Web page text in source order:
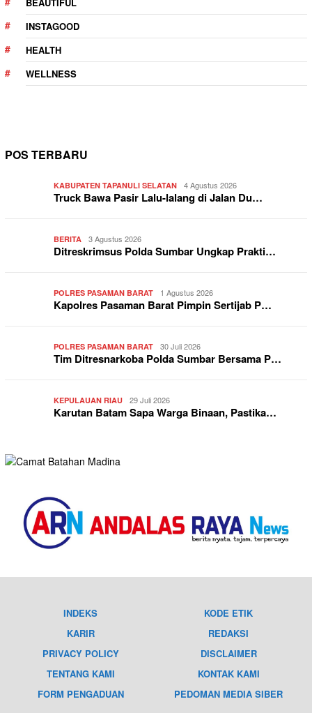
INSTAGOOD
HEALTH
WELLNESS
POS TERBARU
KABUPATEN TAPANULI SELATAN 4 Agustus 2026
Truck Bawa Pasir Lalu-lalang di Jalan Du…
BERITA 3 Agustus 2026
Ditreskrimsus Polda Sumbar Ungkap Prakti…
POLRES PASAMAN BARAT 1 Agustus 2026
Kapolres Pasaman Barat Pimpin Sertijab P…
POLRES PASAMAN BARAT 30 Juli 2026
Tim Ditresnarkoba Polda Sumbar Bersama P…
KEPULAUAN RIAU 29 Juli 2026
Karutan Batam Sapa Warga Binaan, Pastika…
INDEKS
KODE ETIK
KARIR
REDAKSI
PRIVACY POLICY
DISCLAIMER
TENTANG KAMI
KONTAK KAMI
FORM PENGADUAN
PEDOMAN MEDIA SIBER